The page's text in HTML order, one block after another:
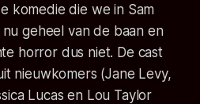
komedie die we in Sam
nu geheel van de baan en
horror dus niet. De cast
nieuwkomers (Jane Levy,
Lucas en Lou Taylor